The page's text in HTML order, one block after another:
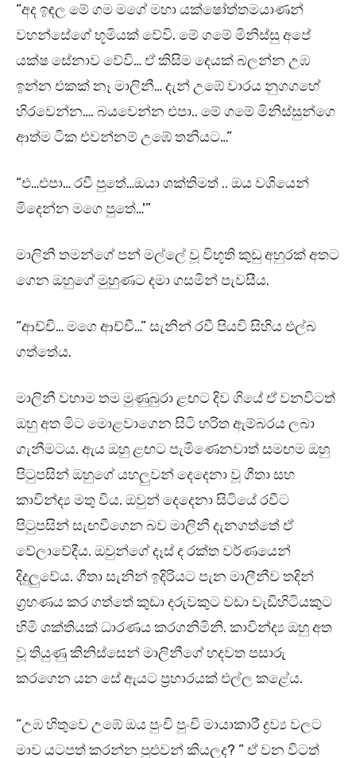
“අද ඉඳල මේ ගම මගේ මහා යක්ෂෝත්තමයාණන්
වහන්සේගේ භූමියක් වේවි. මේ ගමේ මිනිස්සු අපේ
යක්ෂ සේනාව වේවි… ඒ කිසිම දෙයක් බලන්න උඹ
ඉන්න එකක් නෑ මාලිනී… දැන් උඹේ වාරය නුගගහේ
හිරවෙන්න…. බයවෙන්න එපා.. මේ ගමේ මිනිස්සුන්ගෙ
ආත්ම ටික එවන්නම් උඹේ තනියට…”
“එ…එපා… රවී පුතේ…ඔයා ශක්තිමත් .. ඔය වශියෙන්
මිදෙන්න මගෙ පුතේ…'”
මාලිනී තමන්ගේ පන් මල්ලේ වූ විභූති කුඩු අහුරක් අතට
ගෙන ඔහුගේ මුහුණට දමා ගසමින් පැවසීය.
“ආච්චි… මගෙ ආච්චී…” සැනින් රවී පියවි සිහිය එල්බ
ගත්තේය.
මාලිනී වහාම තම මුණුබුරා ළඟට දිව ගියේ ඒ වනවිටත්
ඔහු අත මිට මොළවාගෙන සිටි හරිත ඇම්බරය ලබා
ගැනීමටය. ඇය ඔහු ළඟට පැමිණෙනවාත් සමඟම ඔහු
පිටුපසින් ඔහුගේ යහලුවන් දෙදෙනා වූ ගීතා සහ
කාවින්ද්‍ය මතු විය. ඔවුන් දෙදෙනා සිටියේ රවීට
පිටුපසින් සැඟවීගෙන බව මාලිනී දැනගත්තේ ඒ
වේලාවේදීය. ඔවුන්ගේ දෑස් ද රක්ත වර්ණයෙන්
දිදුලුවේය. ගීතා සැනින් ඉදිරියට පැන මාලීනීව තදින්
ග්‍රහණය කර ගත්තේ කුඩා දරුවකුට වඩා වැඩිහිටියකුට
හිමි ශක්තියක් ධාරණය කරගනිමිනි. කාවින්ද්‍ය ඔහු අත
වූ තියුණු කිනිස්සෙන් මාලිනීගේ හදවත පසාරු
කරගෙන යන සේ ඇයට ප්‍රහාරයක් එල්ල කළේය.
“උඹ හිතුවෙ උඹේ ඔය පුංචි පුංචි මායාකාරී ද්‍රව්‍ය වලට
මාව යටපත් කරන්න පුළුවන් කියලද? ” ඒ වන විටත්